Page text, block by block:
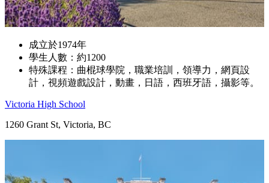
成立於1974年
學生人數：約1200
特殊課程：曲棍球學院，職業培訓，領導力，網頁設
計，視頻遊戲設計，動畫，日語，西班牙語，攝影等。
Victoria High School
1260 Grant St, Victoria, BC